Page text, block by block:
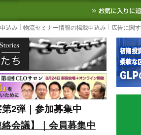
ニュースサイト
3PL, SCMなど国内外の最新の
込み 物流セミナー情報の掲載申込み 広告に関
2弾｜参加募集中
会議】｜会員募集中